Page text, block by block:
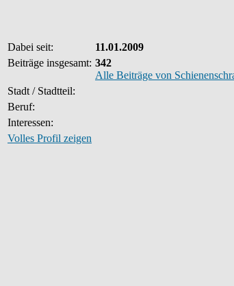
Dabei seit:
11.01.2009
Beiträge insgesamt: 342
Alle Beiträge von
Stadt / Stadtteil:
Beruf:
Interessen:
Volles Profil zeigen